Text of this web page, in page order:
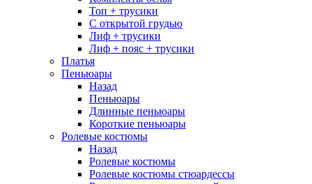
Топ + трусики
С открытой грудью
Лиф + трусики
Лиф + пояс + трусики
Платья
Пеньюары
Назад
Пеньюары
Длинные пеньюары
Короткие пеньюары
Ролевые костюмы
Назад
Ролевые костюмы
Ролевые костюмы стюардессы